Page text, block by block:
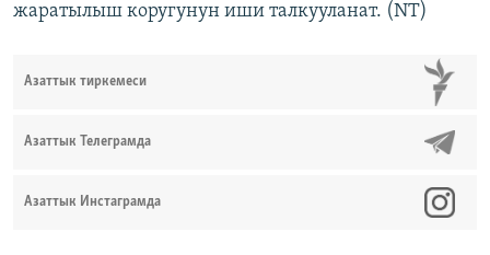
жаратылыш коругунун иши талкууланат. (NT)
Азаттык тиркемеси
Азаттык Телеграмда
Азаттык Инстаграмда